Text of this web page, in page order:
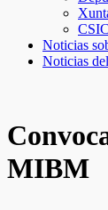
CSIC
Noticias
Noticias
MIBM